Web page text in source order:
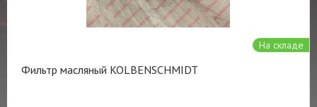
На складе
Фильтр масляный KOLBENSCHMIDT